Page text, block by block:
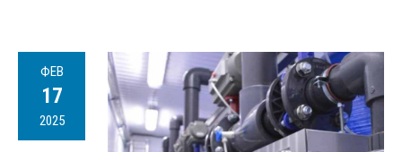
ФЕВ
17
2025